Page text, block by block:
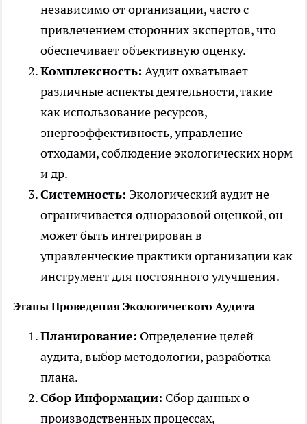
независимо от организации, часто с
привлечением сторонних экспертов, что
обеспечивает объективную оценку.
Комплексность: Аудит охватывает
различные аспекты деятельности, такие
как использование ресурсов,
энергоэффективность, управление
отходами, соблюдение экологических норм
и др.
Системность: Экологический аудит не
ограничивается одноразовой оценкой, он
может быть интегрирован в
управленческие практики организации как
инструмент для постоянного улучшения.
Этапы Проведения Экологического Аудита
Планирование: Определение целей
аудита, выбор методологии, разработка
плана.
Сбор Информации: Сбор данных о
производственных процессах,